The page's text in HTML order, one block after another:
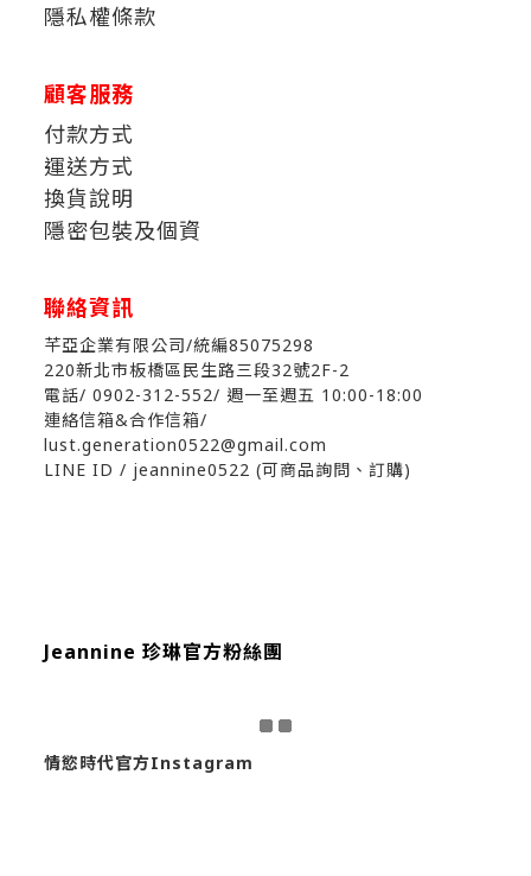
隱私權條款
顧客服務
付款方式
運送方式
換貨說明
隱密包裝及個資
聯絡資訊
芊亞企業有限公司/統編85075298
220新北市板橋區民生路三段32號2F-2
電話/ 0902-312-552/ 週一至週五 10:00-18:00
連絡信箱&合作信箱/
lust.generation0522@gmail.com
LINE ID / jeannine0522 (可商品詢問、訂購)
Jeannine 珍琳官方粉絲團
情慾時代官方Instagram